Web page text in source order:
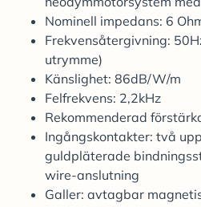
Nominell impedans: 6
Frekvensåtergivning:
utrymme)
Känslighet: 86dB/W/m
Felfrekvens: 2,2kHz
Rekommenderad
Ingångskontakter: två
guldpläterade
wire-anslutning
Galler: avtagbar